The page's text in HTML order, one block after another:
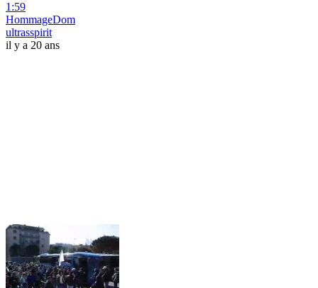
1:59
HommageDom
ultrasspirit
il y a 20 ans